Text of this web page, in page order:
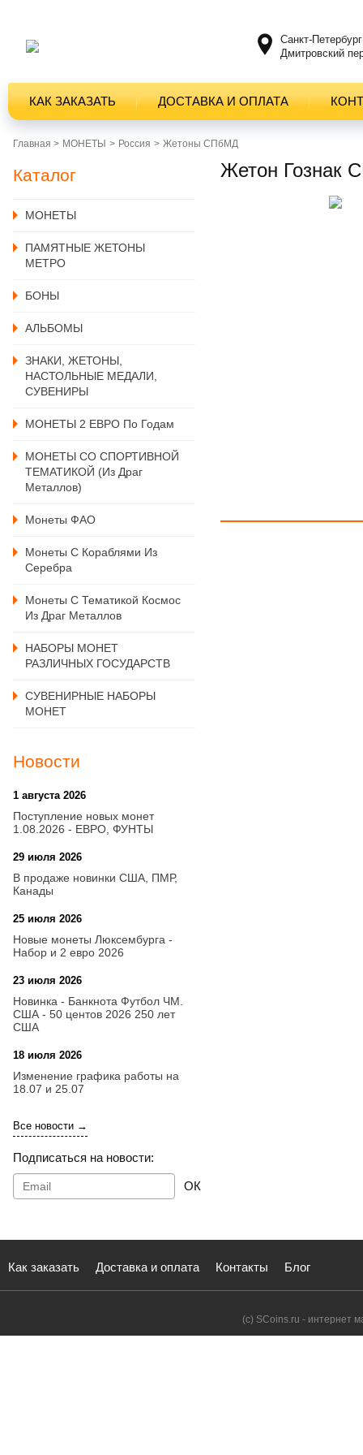
Санкт-Петербург
Дмитровский
КАК ЗАКАЗАТЬ ДОСТАВКА И ОПЛАТА
Главная > MОНЕТЫ Россия Жетоны СПбМД
Каталог
MОНЕТЫ
ПАМЯТНЫЕ ЖЕТОНЫ
МЕТРО
БОНЫ
АЛЬБОМЫ
ЗНАКИ, ЖЕТОНЫ,
НАСТОЛЬНЫЕ МЕДАЛИ,
СУВЕНИРЫ
МОНЕТЫ 2 ЕВРО По Годам
МОНЕТЫ СО СПОРТИВНОЙ
ТЕМАТИКОЙ (из Драг
Металлов)
Монеты ФАО
Монеты С Кораблями Из
Серебра
Монеты С Тематикой Космос
Из Драг Металлов
НАБОРЫ МОНЕТ
РАЗЛИЧНЫХ ГОСУДАРСТВ
СУВЕНИРНЫЕ НАБОРЫ
МОНЕТ
Новости
1 августа 2026
Поступление новых монет
1.08.2026 - ЕВРО, ФУНТЫ
29 июля 2026
В продаже новинки США, ПМР,
Канады
25 июля 2026
Новые монеты Люксембурга -
Набор и 2 евро 2026
23 июля 2026
Новинка - Банкнота Футбол ЧМ.
США - 50 центов 2026 250 лет
США
18 июля 2026
Изменение графика работы на
18.07 и 25.07
Все новости →
Подписаться на новости:
ОК
Жетон Гознак
Как заказать Доставка и оплата Контакты Блог
(с) SCoins.ru - интернет